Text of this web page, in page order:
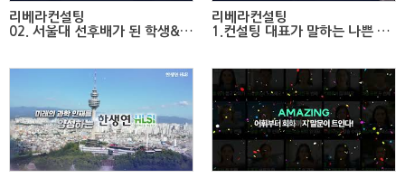
리베라컨설팅
02. 서울대 선후배가 된 학생&컨설턴트리베라입시컨설팅 합격 후기
리베라컨설팅
1.컨설팅 대표가 말하는 나쁜 생기부를 피하는 법